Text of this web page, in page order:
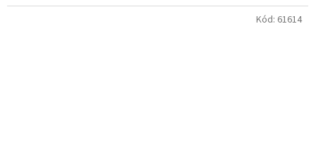
Kód: 61614